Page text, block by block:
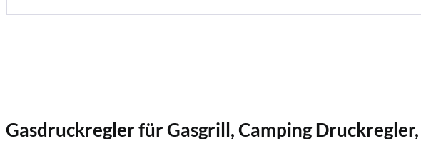
Gasdruckregler für Gasgrill,Camping